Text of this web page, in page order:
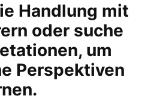
Handlung mit
oder suche
um
Perspektiven